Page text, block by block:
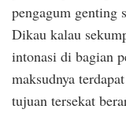
pengagum genting
Dikau kalau
intonasi di bagian
maksudnya
tujuan tersekat